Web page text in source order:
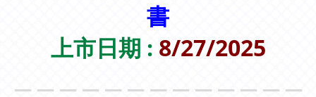
書
上市日期 : 8/27/2025